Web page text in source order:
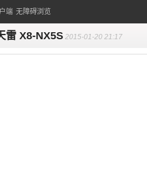
端 无障碍浏览
雷 X8-NX5S 2015-01-20 21:17